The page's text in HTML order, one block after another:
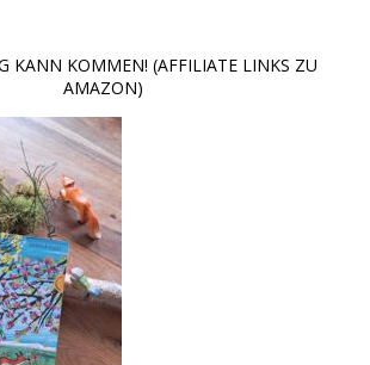
KANN KOMMEN! (AFFILIATE LINKS ZU
AMAZON)